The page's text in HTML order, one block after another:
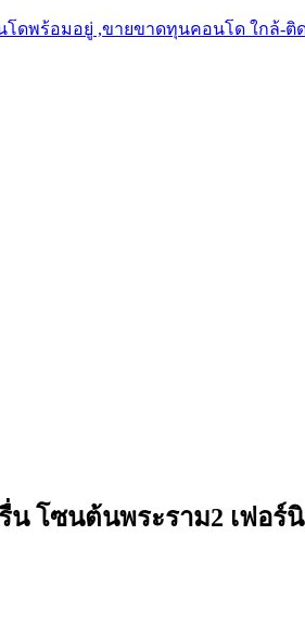
ดพร้อมอยู่ ,ขายขาดทุนคอนโด ใกล้-ติ
โซนต้นพระราม2 เฟอร์